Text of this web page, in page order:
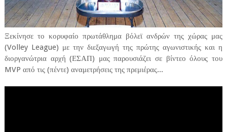
Ξεκίνησε το κορυφαίο πρωτάθλημα βόλεϊ ανδρών της χώρας μας
(Volley League) με την διεξαγωγή της πρώτης αγωνιστικής και η
διοργανώτρια αρχή (ΕΣΑΠ) μας παρουσιάζει σε βίντεο όλους του
MVP από τις (πέντε) αναμετρήσεις της πρεμιέρας...